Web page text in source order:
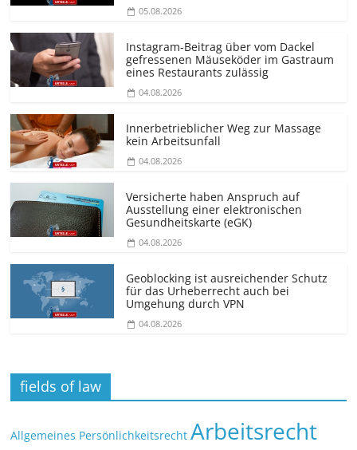
05.08.2026
Instagram-Beitrag über vom Dackel
gefressenen Mäuseköder im Gastraum
eines Restaurants zulässig
04.08.2026
Innerbetrieblicher Weg zur Massage
kein Arbeitsunfall
04.08.2026
Versicherte haben Anspruch auf
Ausstellung einer elektronischen
Gesundheitskarte (eGK)
04.08.2026
Geoblocking ist ausreichender Schutz
für das Urheberrecht auch bei
Umgehung durch VPN
04.08.2026
fields of law
Allgemeines Persönlichkeitsrecht Arbeitsrecht